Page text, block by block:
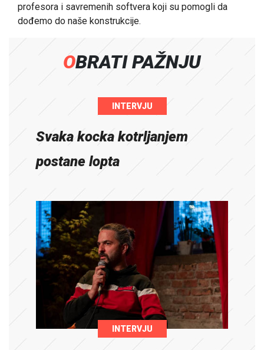
profesora i savremenih softvera koji su pomogli da
dođemo do naše konstrukcije.
OBRATI PAŽNJU
INTERVJU
Svaka kocka kotrljanjem
postane lopta
INTERVJU